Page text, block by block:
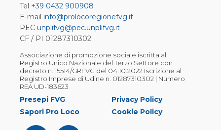
Tel +39 0432 900908
E-mail info@prolocoregionefvg.it
PEC unplifvg@pec.unplifvg.it
CF / PI 01287310302
Associazione di promozione sociale iscritta al
Registro Unico Nazionale del Terzo Settore con
decreto n. 15514/GRFVG del 04.10.2022 Iscrizione al
Registro Imprese di Udine n. 01287310302 | Numero
REA UD-183623
Presepi FVG
Sapori Pro Loco
Privacy Policy
Cookie Policy